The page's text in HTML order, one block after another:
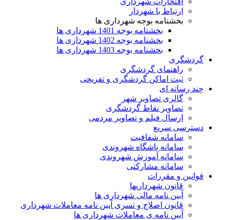
ارتباط با شهردار
بخشنامه بوجه شهرداری ها
بخشنامه بوجه 1401 شهرداری ها
بخشنامه بوجه 1402 شهرداری ها
بخشنامه بوجه 1403 شهرداری ها
گردشگری
راهنمای گردشگری
ثبت اماکن گردشگری و تفریحی
چند رسانه ای
گالری تصاویر شهر
تصاویر نقاط گردشگری
ارسال فیلم و تصاویر مردمی
دسترسی سریع
سامانه شفافیت
سامانه باشگاه شهروندی
سامانه آموزش شهروندی
سامانه مشارکتی
قوانین و مقررات
قانون شهرداریها
آیین نامه مالی شهرداری ها
قانون اصلاح و تسری آیین نامه معاملات شهرداری
آیین نامه ی معاملات شهرداری ها